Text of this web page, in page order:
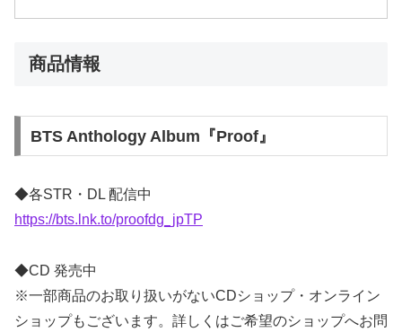
商品情報
BTS Anthology Album『Proof』
◆各STR・DL 配信中
https://bts.lnk.to/proofdg_jpTP
◆CD 発売中
※一部商品のお取り扱いがないCDショップ・オンライン
ショップもございます。詳しくはご希望のショップへお問